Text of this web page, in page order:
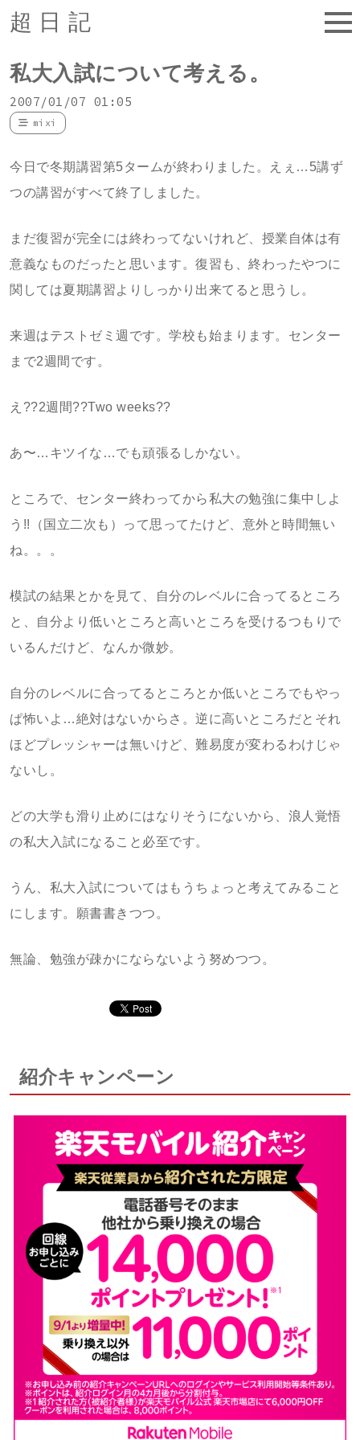
超日記
私大入試について考える。
2007/01/07 01:05
mixi
今日で冬期講習第5タームが終わりました。えぇ…5講ず
つの講習がすべて終了しました。
まだ復習が完全には終わってないけれど、授業自体は有
意義なものだったと思います。復習も、終わったやつに
関しては夏期講習よりしっかり出来てると思うし。
来週はテストゼミ週です。学校も始まります。センター
まで2週間です。
え??2週間??Two weeks??
あ〜…キツイな…でも頑張るしかない。
ところで、センター終わってから私大の勉強に集中しよ
う!!（国立二次も）って思ってたけど、意外と時間無い
ね。。。
模試の結果とかを見て、自分のレベルに合ってるところ
と、自分より低いところと高いところを受けるつもりで
いるんだけど、なんか微妙。
自分のレベルに合ってるところとか低いところでもやっ
ぱ怖いよ…絶対はないからさ。逆に高いところだとそれ
ほどプレッシャーは無いけど、難易度が変わるわけじゃ
ないし。
どの大学も滑り止めにはなりそうにないから、浪人覚悟
の私大入試になること必至です。
うん、私大入試についてはもうちょっと考えてみること
にします。願書書きつつ。
無論、勉強が疎かにならないよう努めつつ。
紹介キャンペーン